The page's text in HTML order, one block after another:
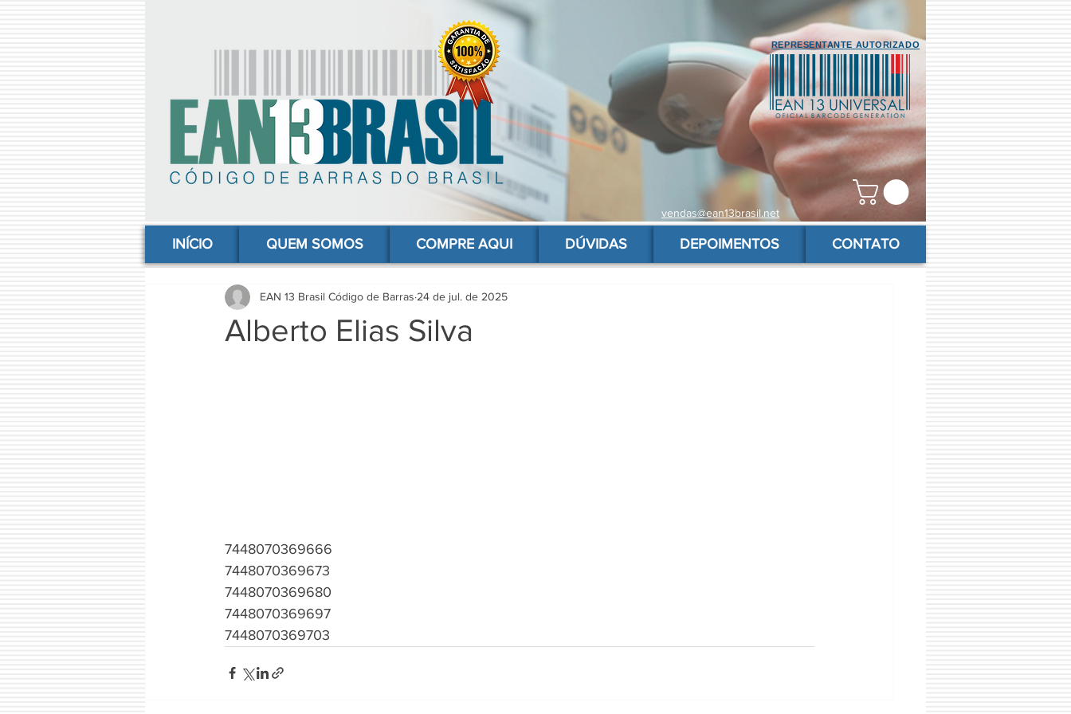
vendas@ean13brasil.net
REPRESENTANTE AUTORIZADO
comprar codigo de barras, comprar código de barras, adquirir código de barras, código de barras online, código de barras para produtos, gs1, código brasileiro, ean 13 universal, código de barras barato
INÍCIO QUEM SOMOS COMPRE AQUI DÚVIDAS DEPOIMENTOS CONTATO
Alberto Elias Silva
EAN 13 Brasil Código de Barras 24 de jul. de 2025
7448070369666
7448070369673
7448070369680
7448070369697
7448070369703